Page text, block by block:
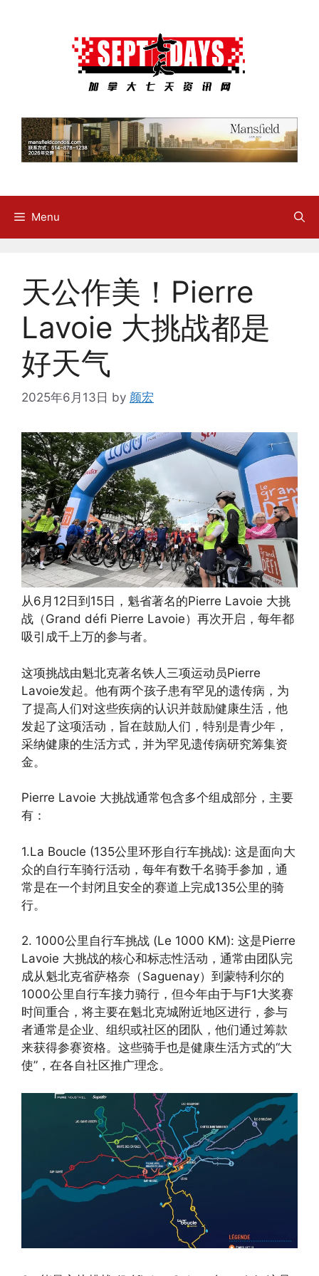
Menu
天公作美！Pierre
Lavoie 大挑战都是
好天气
2025年6月13日 by 颜宏
从6月12日到15日，魁省著名的Pierre Lavoie 大挑
战（Grand défi Pierre Lavoie）再次开启，每年都
吸引成千上万的参与者。
这项挑战由魁北克著名铁人三项运动员Pierre
Lavoie发起。他有两个孩子患有罕见的遗传病，为
了提高人们对这些疾病的认识并鼓励健康生活，他
发起了这项活动，旨在鼓励人们，特别是青少年，
采纳健康的生活方式，并为罕见遗传病研究筹集资
金。
Pierre Lavoie 大挑战通常包含多个组成部分，主要
有：
1.La Boucle (135公里环形自行车挑战): 这是面向大
众的自行车骑行活动，每年有数千名骑手参加，通
常是在一个封闭且安全的赛道上完成135公里的骑
行。
2. 1000公里自行车挑战 (Le 1000 KM): 这是Pierre
Lavoie 大挑战的核心和标志性活动，通常由团队完
成从魁北克省萨格奈（Saguenay）到蒙特利尔的
1000公里自行车接力骑行，但今年由于与F1大奖赛
时间重合，将主要在魁北克城附近地区进行，参与
者通常是企业、组织或社区的团队，他们通过筹款
来获得参赛资格。这些骑手也是健康生活方式的“大
使”，在各自社区推广理念。